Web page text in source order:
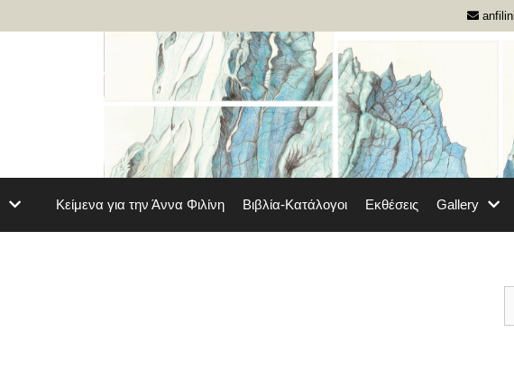
Κείμενα για την Άννα Φιλίνη Βιβλία-Κατάλογοι Εκθέσεις Gallery